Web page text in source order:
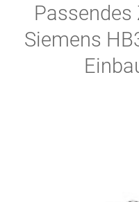
Passendes
Siemens